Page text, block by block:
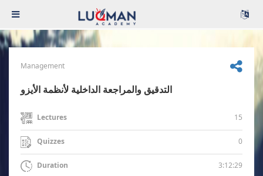
Management
التدقيق والمراجعة الداخلية لأنظمة الأيزو
Lectures 15
Quizzes 0
Duration 3:12:29